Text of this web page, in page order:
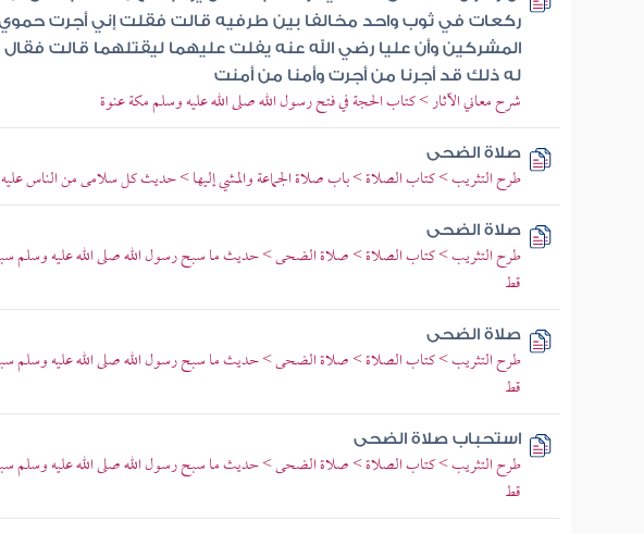
ركعات في ثوب واحد مخالفا بين طرفيه قالت فقلت إني أجرت
المشركين وأن عليا رضي الله عنه يفلت عليهما ليقتلهما قالت
له ذلك قد أجرنا من أجرت وأمنا من أمنت
شرح معاني الآثار > كتاب الحجة في فتح رسول الله صلى الله عليه وسلم مكة عنوة
صلاة الضحى
طرح التثريب > كتاب الصلاة > باب صلاة الجماعة والمشي إليها > حديث كل سلامى من الناس
صلاة الضحى
طرح التثريب > كتاب الصلاة > صلاة الضحى > حديث ما سبح رسول الله صلى الله عليه وسلم
قط
صلاة الضحى
طرح التثريب > كتاب الصلاة > صلاة الضحى > حديث ما سبح رسول الله صلى الله عليه وسلم
قط
استحباب صلاة الضحى
طرح التثريب > كتاب الصلاة > صلاة الضحى > حديث ما سبح رسول الله صلى الله عليه وسلم
قط